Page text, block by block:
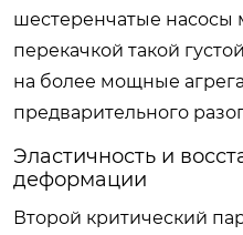
шестеренчатые насосы
перекачкой такой
на более мощные
предварительного
Эластичность и
деформации
Второй критический